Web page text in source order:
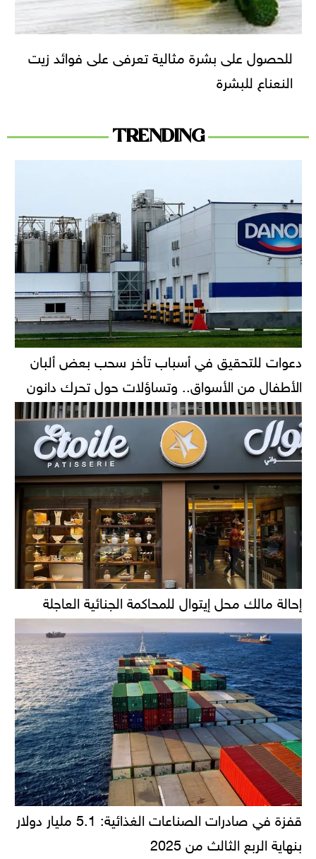
للحصول على بشرة مثالية تعرفى على فوائد زيت
النعناع للبشرة
TRENDING
دعوات للتحقيق في أسباب تأخر سحب بعض ألبان
الأطفال من الأسواق.. وتساؤلات حول تحرك دانون
إحالة مالك محل إيتوال للمحاكمة الجنائية العاجلة
قفزة في صادرات الصناعات الغذائية: 5.1 مليار دولار
بنهاية الربع الثالث من 2025